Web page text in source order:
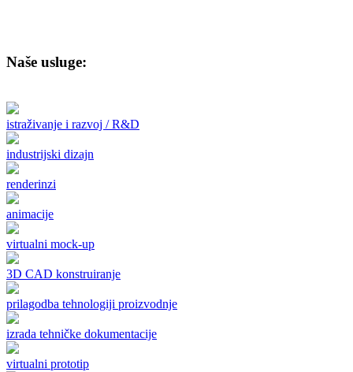
Naše usluge:
istraživanje i razvoj / R&D
industrijski dizajn
renderinzi
animacije
virtualni mock-up
3D CAD konstruiranje
prilagodba tehnologiji proizvodnje
izrada tehničke dokumentacije
virtualni prototip